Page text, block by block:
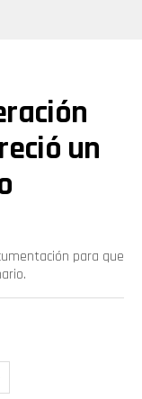
un
para que